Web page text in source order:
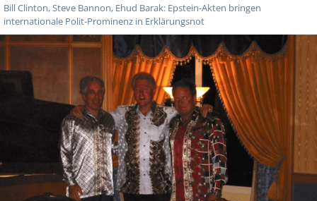
Bill Clinton, Steve Bannon, Ehud Barak: Epstein-Akten bringen
internationale Polit-Prominenz in Erklärungsnot